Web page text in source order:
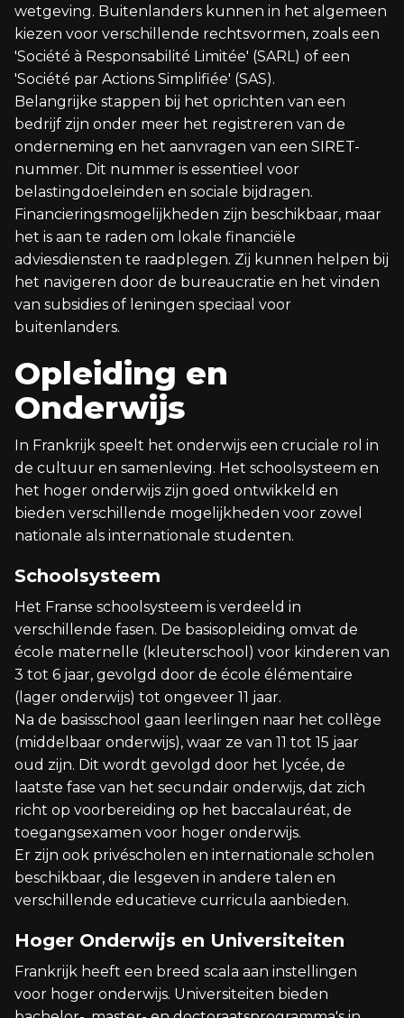
wetgeving. Buitenlanders kunnen in het algemeen
kiezen voor verschillende rechtsvormen, zoals een
'Société à Responsabilité Limitée' (SARL) of een
'Société par Actions Simplifiée' (SAS).
Belangrijke stappen bij het oprichten van een
bedrijf zijn onder meer het registreren van de
onderneming en het aanvragen van een SIRET-
nummer. Dit nummer is essentieel voor
belastingdoeleinden en sociale bijdragen.
Financieringsmogelijkheden zijn beschikbaar, maar
het is aan te raden om lokale financiële
adviesdiensten te raadplegen. Zij kunnen helpen bij
het navigeren door de bureaucratie en het vinden
van subsidies of leningen speciaal voor
buitenlanders.
Opleiding en
Onderwijs
In Frankrijk speelt het onderwijs een cruciale rol in
de cultuur en samenleving. Het schoolsysteem en
het hoger onderwijs zijn goed ontwikkeld en
bieden verschillende mogelijkheden voor zowel
nationale als internationale studenten.
Schoolsysteem
Het Franse schoolsysteem is verdeeld in
verschillende fasen. De basisopleiding omvat de
école maternelle (kleuterschool) voor kinderen van
3 tot 6 jaar, gevolgd door de école élémentaire
(lager onderwijs) tot ongeveer 11 jaar.
Na de basisschool gaan leerlingen naar het collège
(middelbaar onderwijs), waar ze van 11 tot 15 jaar
oud zijn. Dit wordt gevolgd door het lycée, de
laatste fase van het secundair onderwijs, dat zich
richt op voorbereiding op het baccalauréat, de
toegangsexamen voor hoger onderwijs.
Er zijn ook privéscholen en internationale scholen
beschikbaar, die lesgeven in andere talen en
verschillende educatieve curricula aanbieden.
Hoger Onderwijs en Universiteiten
Frankrijk heeft een breed scala aan instellingen
voor hoger onderwijs. Universiteiten bieden